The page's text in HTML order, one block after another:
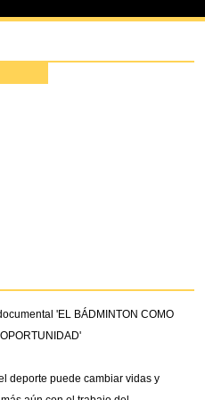
'EL BÁDMINTON COMO
deporte puede cambiar vidas y